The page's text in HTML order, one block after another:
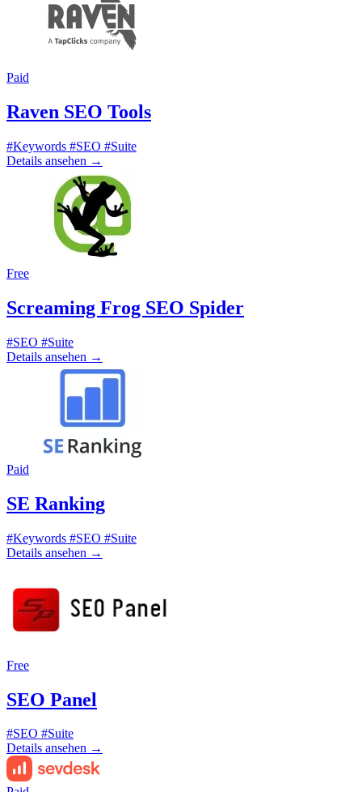
Paid
Raven SEO Tools
#Keywords #SEO #Suite
Details ansehen →
Free
Screaming Frog SEO Spider
#SEO #Suite
Details ansehen →
Paid
SE Ranking
#Keywords #SEO #Suite
Details ansehen →
Free
SEO Panel
#SEO #Suite
Details ansehen →